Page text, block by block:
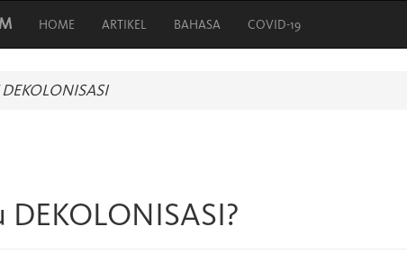
HOME ARTIKEL BAHASA COVID-19